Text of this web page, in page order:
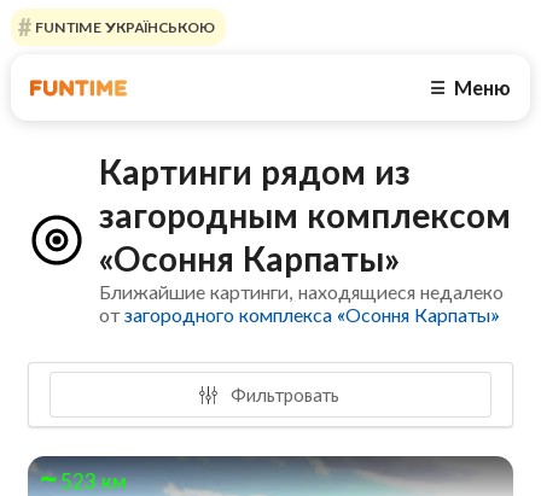
FUNTIME УКРАЇНСЬКОЮ
☰ Меню
Картинги рядом из
загородным комплексом
«Осоння Карпаты»
Ближайшие картинги, находящиеся недалеко
отзагородного комплекса «Осоння Карпаты»
Фильтровать
523 км